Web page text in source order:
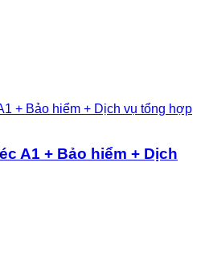
A1 + Bảo hiểm + Dịch